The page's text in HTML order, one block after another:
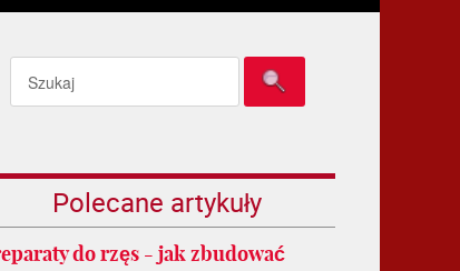
Polecane artykuły
do rzęs - jak zbudować